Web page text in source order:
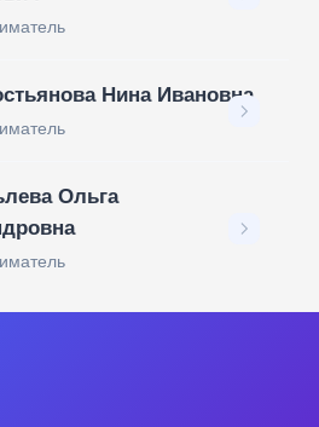
Нина Ивановна
Ольга